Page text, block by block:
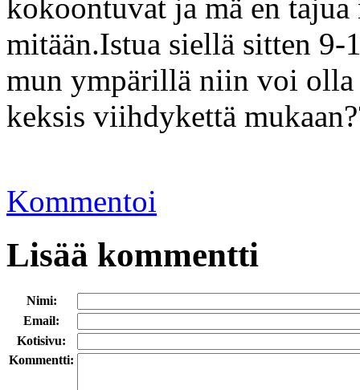
kokoontuvat ja mä en
mitään.Istua siellä sitten
mun ympärillä niin voi
keksis viihdykettä
Kommentoi
Lisää kommentti
Nimi:
Email:
Kotisivu:
Kommentti: